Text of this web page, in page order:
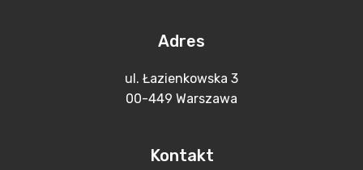
Adres
ul. Łazienkowska 3
00-449 Warszawa
Kontakt